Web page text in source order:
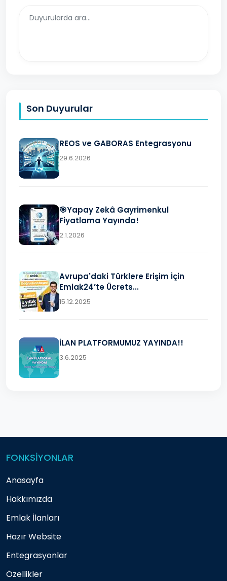
Son Duyurular
REOS ve GABORAS Entegrasyonu
29.6.2026
🎯Yapay Zekâ Gayrimenkul
Fiyatlama Yayında!
2.1.2026
Avrupa'daki Türklere Erişim İçin
Emlak24’te Ücrets...
15.12.2025
İLAN PLATFORMUMUZ YAYINDA!!
3.6.2025
FONKSİYONLAR
Anasayfa
Hakkımızda
Emlak İlanları
Hazır Website
Entegrasyonlar
Özellikler